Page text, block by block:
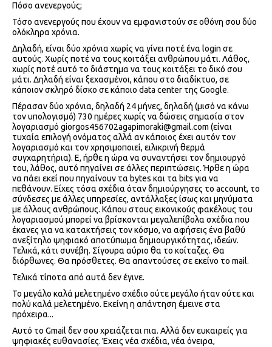
Πόσο ανενεργούς;
Τόσο ανενεργούς που έχουν να εμφανιστούν σε οθόνη σου δύο
ολόκληρα χρόνια.
Δηλαδή, είναι δύο χρόνια χωρίς να γίνει ποτέ ένα login σε
αυτούς. Χωρίς ποτέ να τους κοιτάξει ανθρώπου μάτι. Λάθος,
χωρίς ποτέ αυτό το διάστημα να τους κοιτάξει το δικό σου
μάτι. Δηλαδή είναι ξεχασμένοι, κάπου στο διαδίκτυο, σε
κάποιον σκληρό δίσκο σε κάποιο data center της Google.
Πέρασαν δύο χρόνια, δηλαδή 24 μήνες, δηλαδή (μισό να κάνω
τον υπολογισμό) 730 ημέρες χωρίς να δώσεις σημασία στον
λογαριασμό giorgos456702agapimoraki@gmail.com (είναι
τυχαία επιλογή ονόματος αλλά αν κάποιος έχει αυτόν τον
λογαριασμό και τον χρησιμοποιεί, ειλικρινή θερμά
συγχαρητήρια). Ε, ήρθε η ώρα να συναντήσει τον δημιουργό
του, λάθος, αυτό πηγαίνει σε άλλες περιπτώσεις. Ήρθε η ώρα
να πάει εκεί που πηγαίνουν τα bytes και τα bits για να
πεθάνουν. Είχες τόσα σχέδια όταν δημιούργησες το account, το
σύνδεσες με άλλες υπηρεσίες, αντάλλαξες ίσως και μηνύματα
με άλλους ανθρώπους. Κάπου στους εικονικούς φακέλους του
λογαριασμού μπορεί να βρίσκονται μεγαλεπίβολα σχέδια που
έκανες για να κατακτήσεις τον κόσμο, να αφήσεις ένα βαθύ
ανεξίτηλο ψηφιακό αποτύπωμα δημιουργικότητας, ιδεών.
Τελικά, κάτι συνέβη. Σίγουρα αύριο θα το κοίταζες. Θα
διόρθωνες. Θα πρόσθετες. Θα απαντούσες σε εκείνο το mail.
Τελικά τίποτα από αυτά δεν έγινε.
Το μεγάλο καλά μελετημένο σχέδιο ούτε μεγάλο ήταν ούτε και
πολύ καλά μελετημένο. Εκείνη η απάντηση έμεινε στα
πρόχειρα...
Αυτό το Gmail δεν σου χρειάζεται πια. Αλλά δεν ευκαιρείς για
ψηφιακές ευθανασίες. Έχεις νέα σχέδια, νέα όνειρα,